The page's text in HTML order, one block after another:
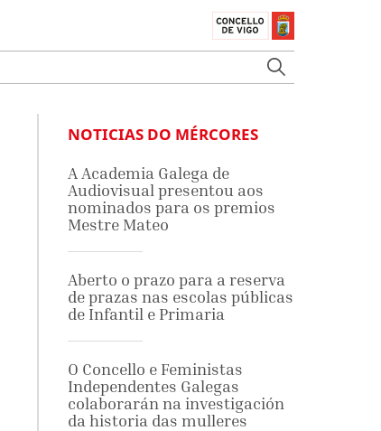
NOTICIAS DO MÉRCORES
A Academia Galega de
Audiovisual presentou aos
nominados para os premios
Mestre Mateo
Aberto o prazo para a reserva
de prazas nas escolas públicas
de Infantil e Primaria
O Concello e Feministas
Independentes Galegas
colaborarán na investigación
da historia das mulleres